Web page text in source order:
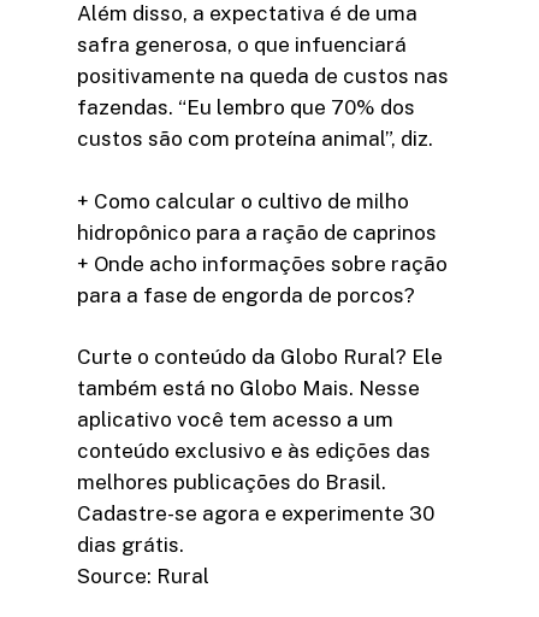
Além disso, a expectativa é de uma
safra generosa, o que infuenciará
positivamente na queda de custos nas
fazendas. “Eu lembro que 70% dos
custos são com proteína animal”, diz.
+ Como calcular o cultivo de milho
hidropônico para a ração de caprinos
+ Onde acho informações sobre ração
para a fase de engorda de porcos?
Curte o conteúdo da Globo Rural? Ele
também está no Globo Mais. Nesse
aplicativo você tem acesso a um
conteúdo exclusivo e às edições das
melhores publicações do Brasil.
Cadastre-se agora e experimente 30
dias grátis.
Source: Rural